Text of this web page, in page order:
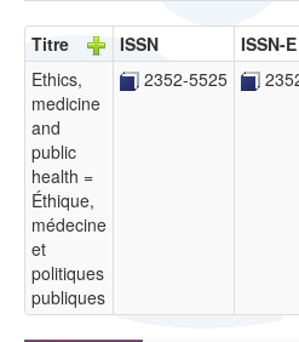
Titre ISSN ISSN-E
Ethics,
medicine
and
public
health =
Éthique,
médecine
et
politiques
publiques
2352-5525